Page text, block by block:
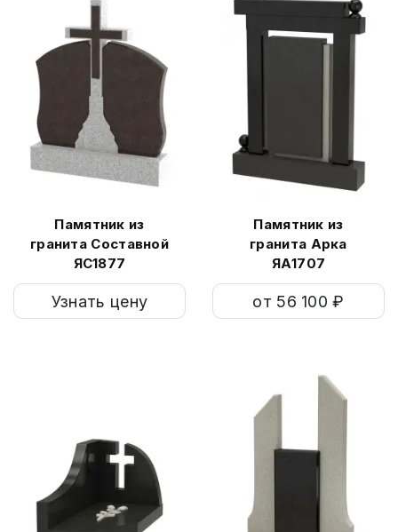
Памятник из
гранита Составной
ЯС1877
Узнать цену
Памятник из
гранита Арка
ЯА1707
от 56 100 ₽